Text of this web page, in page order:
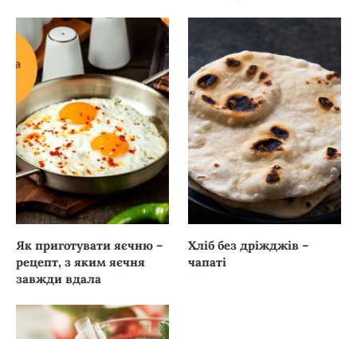
Як приготувати яєчню –
рецепт, з яким яєчня
завжди вдала
Хліб без дріжджів –
чапаті